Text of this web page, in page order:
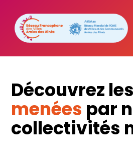
Découvrez les
menées par
collectivités